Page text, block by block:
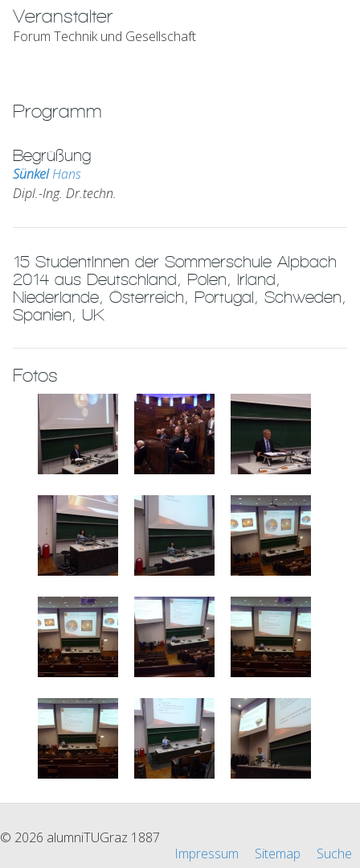
Veranstalter
Forum Technik und Gesellschaft
Programm
Begrüßung
SünkelHans
Dipl.-Ing. Dr.techn.
15 StudentInnen der Sommerschule Alpbach
2014 aus Deutschland, Polen, Irland,
Niederlande, Österreich, Portugal, Schweden,
Spanien, UK
Fotos
© 2026 alumniTUGraz 1887
Impressum
Sitemap Suche